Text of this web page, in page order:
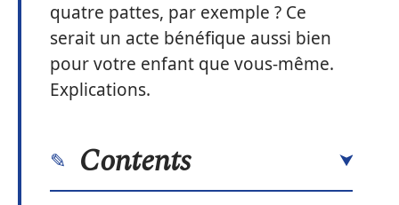
quatre pattes, par exemple ? Ce
serait un acte bénéfique aussi bien
pour votre enfant que vous-même.
Explications.
Contents